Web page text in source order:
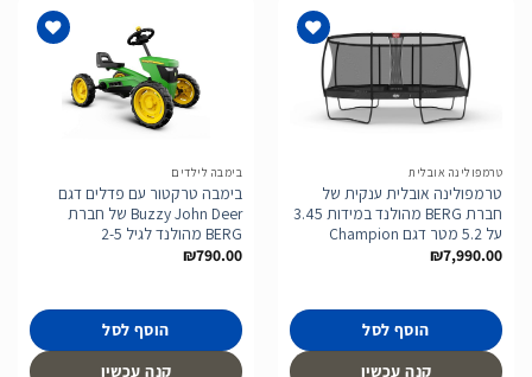
טרמפולינה אובלית
טרמפולינה אובלית ענקית של
חברת BERG מהולנד במידות 3.45
על 5.2 מטר דגם Champion
₪7,990.00
הוסף לסל
קנה עכשיו
בימבה לילדים
בימבה טרקטור עם פדלים דגם
Buzzy John Deer של חברת
BERG מהולנד לגיל 2-5
₪790.00
הוסף לסל
קנה עכשיו